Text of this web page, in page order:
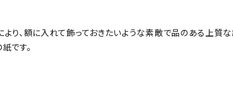
、額に入れて飾っておきたいような素敵で品のある上質な
です。